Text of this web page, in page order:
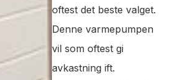
oftest det beste valget.
Denne varmepumpen
vil som oftest gi
avkastning ift.